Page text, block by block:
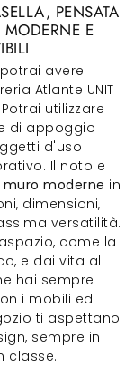
PENSATA
MODERNE E
avere
Atlante UNIT
utilizzare
di appoggio
d'uso
Il noto e
muro moderne in
dimensioni,
versatilità.
come la
e dai vita al
hai sempre
i mobili ed
ti aspettano
sempre in
classe.